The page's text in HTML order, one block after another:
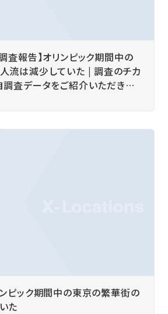
査報告】オリンピック期間中の
流は減少していた | 調査のチカ
調査データをご紹介いただきま
ンピック期間中の東京の繁華街の
た